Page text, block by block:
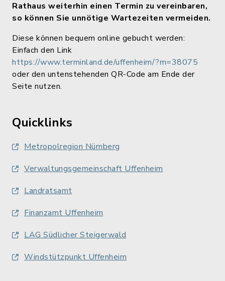
Rathaus weiterhin einen Termin zu vereinbaren,
so können Sie unnötige Wartezeiten vermeiden.
Diese können bequem online gebucht werden:
Einfach den Link
https://www.terminland.de/uffenheim/?m=38075
oder den untenstehenden QR-Code am Ende der
Seite nutzen.
Quicklinks
Metropolregion Nürnberg
Verwaltungsgemeinschaft Uffenheim
Landratsamt
Finanzamt Uffenheim
LAG Südlicher Steigerwald
Windstützpunkt Uffenheim